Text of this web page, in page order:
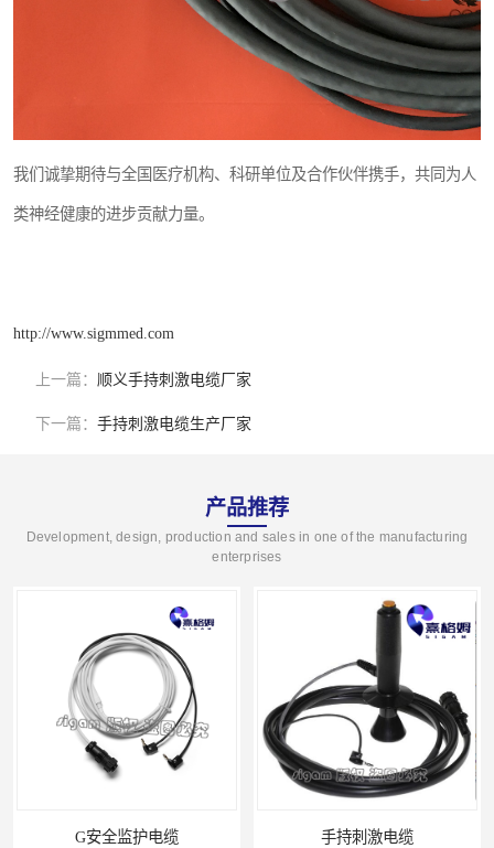
我们诚挚期待与全国医疗机构、科研单位及合作伙伴携手，共同为人
类神经健康的进步贡献力量。
http://www.sigmmed.com
上一篇： 顺义手持刺激电缆厂家
下一篇： 手持刺激电缆生产厂家
产品推荐
Development, design, production and sales in one of the manufacturing
enterprises
手持刺激电缆 平凹刺激电极片